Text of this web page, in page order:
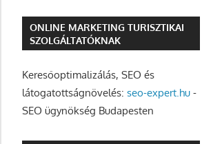
ONLINE MARKETING TURISZTIKAI
SZOLGÁLTATÓKNAK
Keresőoptimalizálás, SEO és
látogatottságnövelés: seo-expert.hu -
SEO ügynökség Budapesten